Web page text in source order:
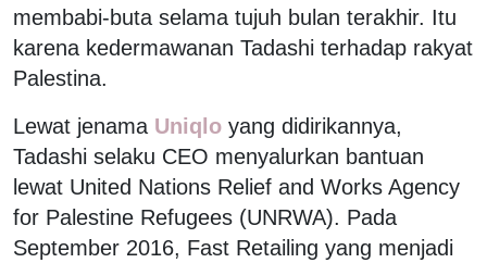
membabi-buta selama tujuh bulan terakhir. Itu
karena kedermawanan Tadashi terhadap rakyat
Palestina.
Lewat jenama Uniqlo yang didirikannya,
Tadashi selaku CEO menyalurkan bantuan
lewat United Nations Relief and Works Agency
for Palestine Refugees (UNRWA). Pada
September 2016, Fast Retailing yang menjadi